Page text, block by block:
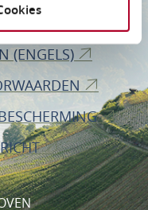
(ENGELS)